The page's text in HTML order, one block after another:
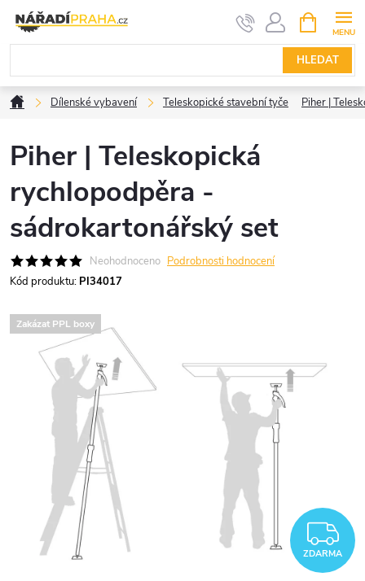
obsah
HLEDAT
NÁKUPNÍ
KOŠÍK
DomůDílenské vybavení Teleskopické stavební tyče Piher |
Piher | Teleskopická
rychlopodpěra -
sádrokartonářský set
Neohodnoceno Podrobnosti hodnocení
Kód produktu: PI34017
Zakázat PPL boxy
ZDARMA